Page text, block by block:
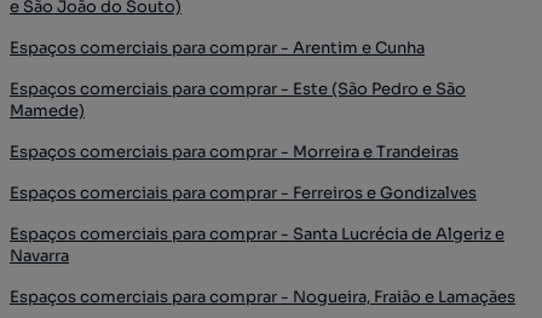
e São João do Souto)
Espaços comerciais para comprar - Arentim e Cunha
Espaços comerciais para comprar - Este (São Pedro e São
Mamede)
Espaços comerciais para comprar - Morreira e Trandeiras
Espaços comerciais para comprar - Ferreiros e Gondizalves
Espaços comerciais para comprar - Santa Lucrécia de Algeriz e
Navarra
Espaços comerciais para comprar - Nogueira, Fraião e Lamaçães